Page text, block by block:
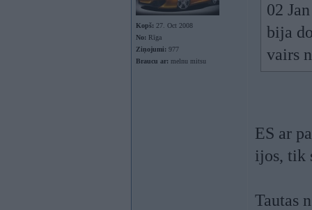
Kopš: 27. Oct 2008
No: Rīga
Ziņojumi: 977
Braucu ar: melnu mitsu
02
bija
vairs
ES ar
ijos, tik
Tautas